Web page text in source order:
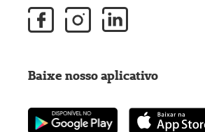
Baixe nosso aplicativo